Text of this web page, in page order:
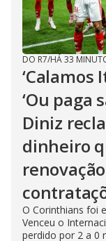
DO R7/HÁ 33
‘Calamos
‘Ou paga
Diniz
dinheiro
O Corinthians foi
Venceu o
perdido por 2 a 0